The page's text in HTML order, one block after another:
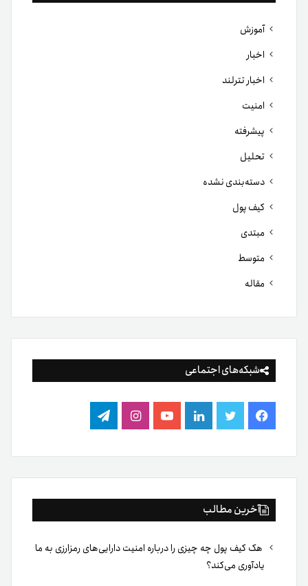
آموزش
اخبار
اخبار تترلند
امنیت
پیشرفته
تحلیل
دسته‌بندی نشده
کیف پول
مبتدی
متوسط
مقاله
شبکه‌های اجتماعی
فیس
بوک
توییتر لینکدینیوتیوباینستاگرام
تلگرام
آخرین مطالب
هک کیف پول چه چیزی را درباره امنیت دارایی‌های رمزارزی به ما
یادآوری می‌کند؟